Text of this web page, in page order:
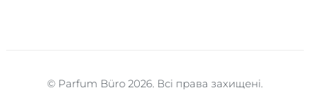
© Parfum Büro 2026. Всі права захищені.